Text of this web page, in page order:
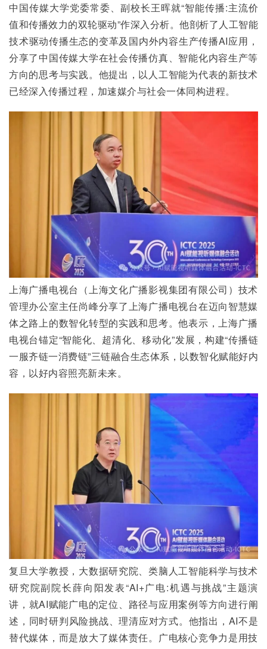
中国传媒大学党委常委、副校长王晖就“智能传播:主流价
值和传播效力的双轮驱动”作深入分析。他剖析了人工智能
技术驱动传播生态的变革及国内外内容生产传播AI应用，
分享了中国传媒大学在社会传播仿真、智能化内容生产等
方向的思考与实践。他提出，以人工智能为代表的新技术
已经深入传播过程，加速媒介与社会一体同构进程。
上海广播电视台（上海文化广播影视集团有限公司）技术
管理办公室主任尚峰分享了上海广播电视台在迈向智慧媒
体之路上的数智化转型的实践和思考。他表示，上海广播
电视台锚定“智能化、超清化、移动化”发展，构建“传播链
一服齐链一消费链”三链融合生态体系，以数智化赋能好内
容，以好内容照亮新未来。
复旦大学教授，大数据研究院、类脑人工智能科学与技术
研究院副院长薛向阳发表“AI+广电:机遇与挑战”主题演
讲，就AI赋能广电的定位、路径与应用案例等方向进行阐
述，同时研判风险挑战、理清应对方式。他指出，AI不是
替代媒体，而是放大了媒体责任。广电核心竞争力是用技